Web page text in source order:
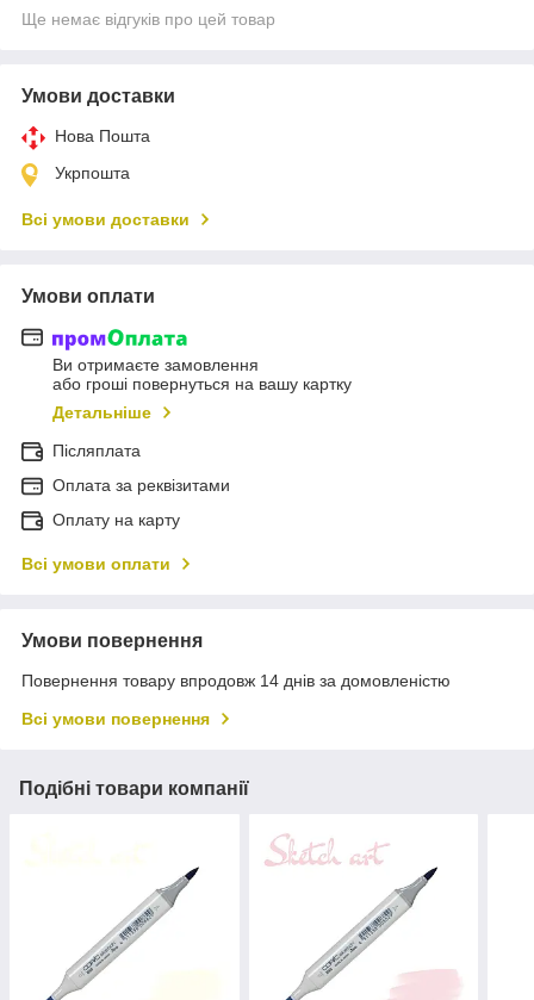
Ще немає відгуків про цей товар
Умови доставки
Нова Пошта
Укрпошта
Всі умови доставки
Умови оплати
Ви отримаєте замовлення
або гроші повернуться на вашу картку
Детальніше
Післяплата
Оплата за реквізитами
Оплату на карту
Всі умови оплати
Умови повернення
Повернення товару впродовж 14 днів за домовленістю
Всі умови повернення
Подібні товари компанії